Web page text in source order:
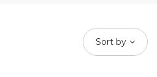
Sort by